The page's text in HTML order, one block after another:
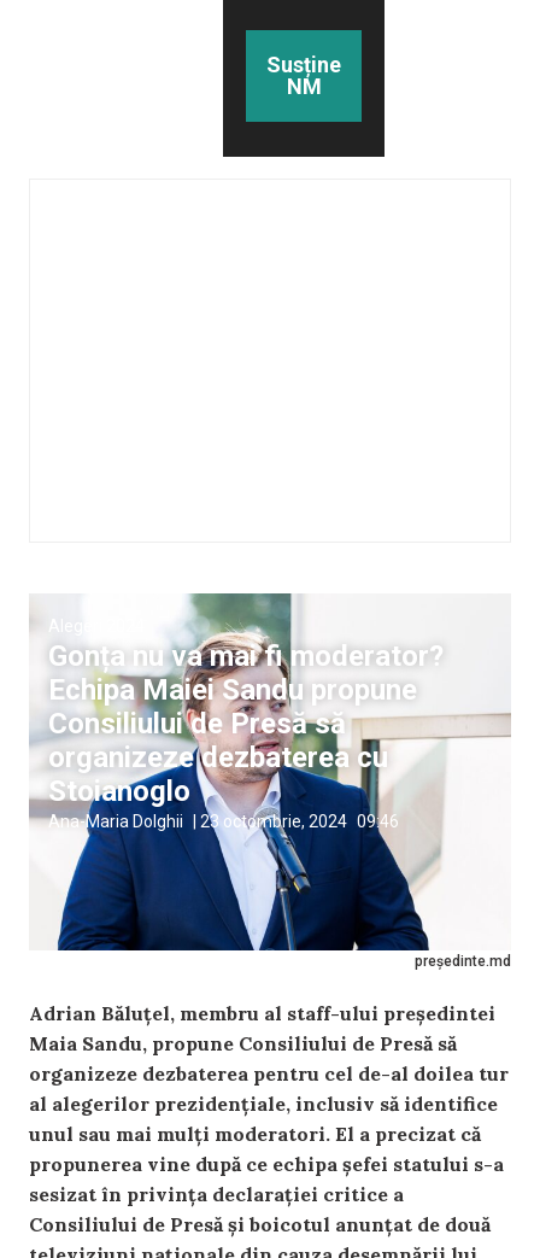
Susține
NM
președinte.md
Gonța nu va mai fi moderator?
Echipa Maiei Sandu propune
Consiliului de Presă să
organizeze dezbaterea cu
Stoianoglo
Ana-Maria Dolghii 23 octombrie, 2024 09:46
Adrian Băluțel, membru al staff-ului președintei
Maia Sandu, propune Consiliului de Presă să
organizeze dezbaterea pentru cel de-al doilea tur
al alegerilor prezidențiale, inclusiv să identifice
unul sau mai mulți moderatori. El a precizat că
propunerea vine după ce echipa șefei statului s-a
sesizat în privința declarației critice a
Consiliului de Presă și boicotul anunțat de două